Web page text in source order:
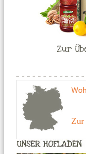
Zur